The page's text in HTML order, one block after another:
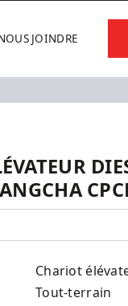
JOINDRE
RT4
Chariot
Tout-terrain